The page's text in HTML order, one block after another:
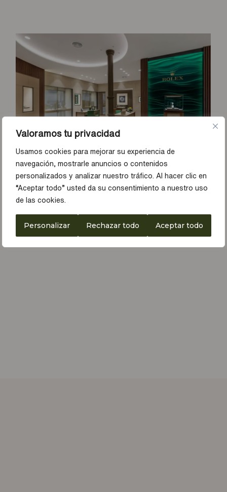
Valoramos tu privacidad
Usamos cookies para mejorar su experiencia de
navegación, mostrarle anuncios o contenidos
personalizados y analizar nuestro tráfico. Al hacer clic en
“Aceptar todo” usted da su consentimiento a nuestro uso
de las cookies.
Personalizar Rechazar todo Aceptar todo